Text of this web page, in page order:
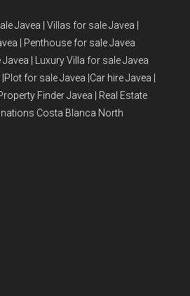
Javea Villas for sale Javea
Penthouse for sale Javea
Luxury Villa for sale Javea
Plot for sale Javea Car hire Javea
Finder Javea
Real Estate
Costa Blanca North